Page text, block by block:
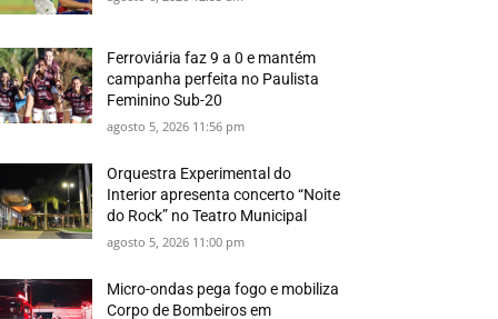
Ferroviária faz 9 a 0 e mantém
campanha perfeita no Paulista
Feminino Sub-20
agosto 5, 2026 11:56 pm
Orquestra Experimental do
Interior apresenta concerto “Noite
do Rock” no Teatro Municipal
agosto 5, 2026 11:00 pm
Micro-ondas pega fogo e mobiliza
Corpo de Bombeiros em